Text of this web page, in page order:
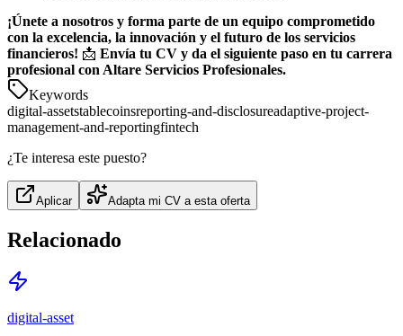
¡Únete a nosotros y forma parte de un equipo comprometido
con la excelencia, la innovación y el futuro de los servicios
financieros! 📩 Envía tu CV y da el siguiente paso en tu carrera
profesional con Altare Servicios Profesionales.
Keywords
digital-assetstablecoinsreporting-and-disclosureadaptive-project-
management-and-reportingfintech
¿Te interesa este puesto?
Aplicar Adapta mi CV a esta oferta
Relacionado
digital-asset